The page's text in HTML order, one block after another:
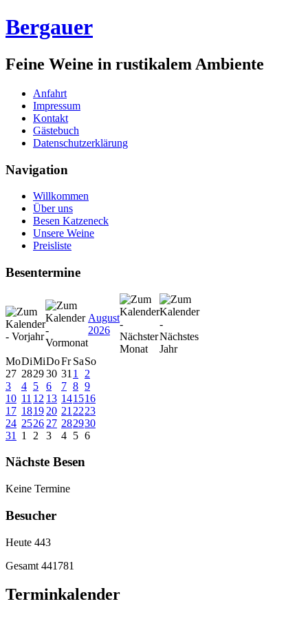
Bergauer
Feine Weine in rustikalem Ambiente
Anfahrt
Impressum
Kontakt
Gästebuch
Datenschutzerklärung
Navigation
Willkommen
Über uns
Besen Katzeneck
Unsere Weine
Preisliste
Besentermine
August
2026
MoDiMiDoFr SaSo
27 282930 31 1
2
3
4 5 6 7 8 9
10 11 12 13 141516
17 1819 20 21 2223
24 2526 27 282930
31
1 2 3 4 5 6
Nächste Besen
Keine Termine
Besucher
Heute 443
Gesamt 441781
Terminkalender